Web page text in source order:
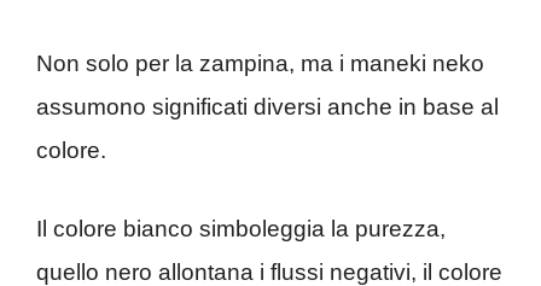
Non solo per la zampina, ma i maneki neko
assumono significati diversi anche in base al
colore.
Il colore bianco simboleggia la purezza,
quello nero allontana i flussi negativi, il colore